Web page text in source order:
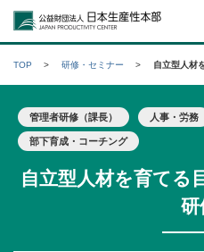
公益
TOP 研修・セミナー 自立型人材
管理者研修（課長） 人事・労務
部下育成・コーチング
自立型人材を育てる
研